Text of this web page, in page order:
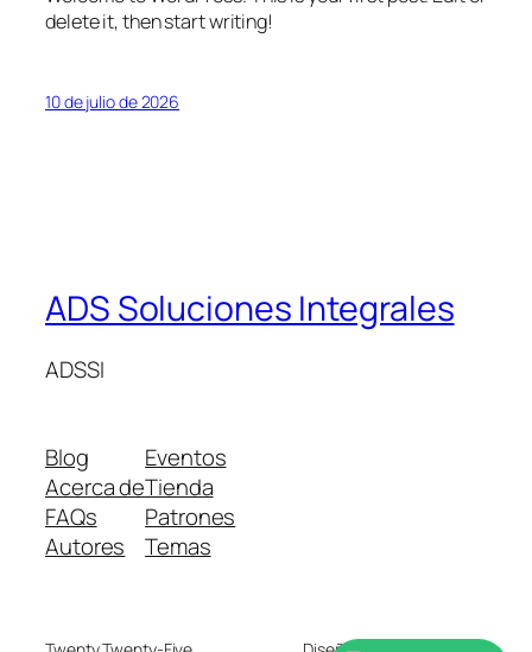
delete it, then start writing!
10 de julio de 2026
ADS Soluciones Integrales
ADSSI
Blog
Acerca de
FAQs
Autores
Eventos
Tienda
Patrones
Temas